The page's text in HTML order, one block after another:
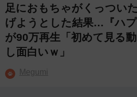
足におもちゃがくっつい
げようとした結果…『ハプ
が90万再生「初めて見る
し面白いｗ」
Megumi